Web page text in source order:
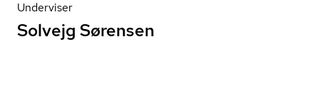
Underviser
Solvejg Sørensen